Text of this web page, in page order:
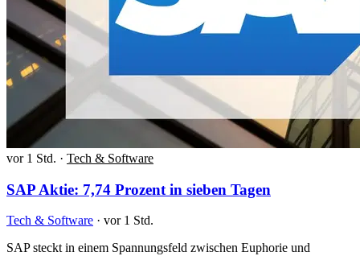
vor 1 Std. · Tech & Software
SAP Aktie: 7,74 Prozent in sieben Tagen
Tech & Software · vor 1 Std.
SAP steckt in einem Spannungsfeld zwischen Euphorie und